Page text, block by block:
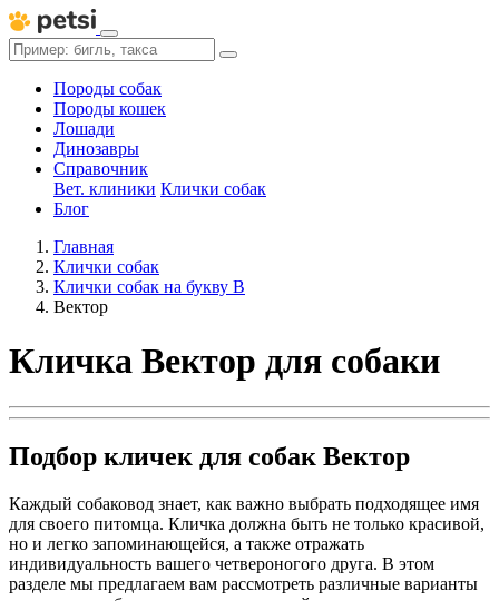
Породы собак
Породы кошек
Лошади
Динозавры
Справочник
Вет. клиники Клички собак
Блог
Главная
Клички собак
Клички собак на букву В
Вектор
Кличка Вектор для собаки
Подбор кличек для собак Вектор
Каждый собаковод знает, как важно выбрать подходящее имя
для своего питомца. Кличка должна быть не только красивой,
но и легко запоминающейся, а также отражать
индивидуальность вашего четвероногого друга. В этом
разделе мы предлагаем вам рассмотреть различные варианты